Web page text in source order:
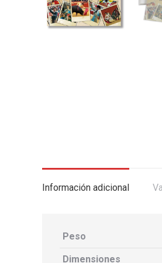
Información adicional
Peso
Dimensiones